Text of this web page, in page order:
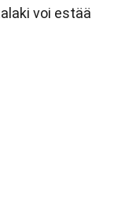
voi estää